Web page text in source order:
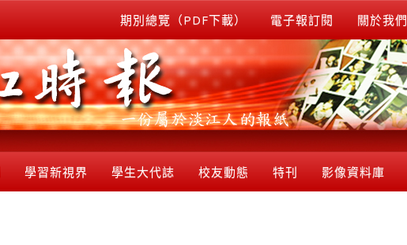
期別總覽（PDF下載） 電子報訂閱 關於我們
學習新視界 學生大代誌 校友動態 特刊 影像資料庫